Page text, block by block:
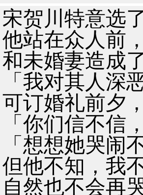
宋贺川特意选
他站在众人前
和未婚妻造成
「我对其人深
可订婚礼前夕
「你们信不信
「想想她哭闹
但他不知，我
自然也不会再